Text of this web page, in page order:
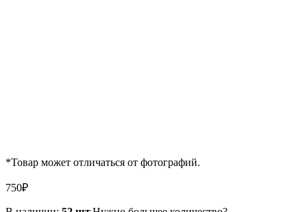
*Товар может отличаться от фотографий.
750₽